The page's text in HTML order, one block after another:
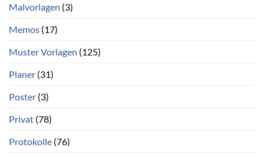
Malvorlagen (3)
Memos (17)
Muster Vorlagen (125)
Planer (31)
Poster (3)
Privat (78)
Protokolle (76)